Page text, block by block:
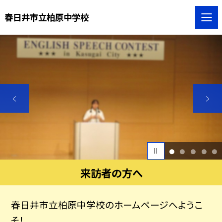
春日井市立柏原中学校
1 2 3 4 5
来訪者の方へ
春日井市立柏原中学校のホームページへようこ